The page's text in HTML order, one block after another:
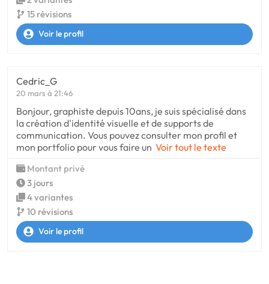
15 révisions
Voir le profil
Cedric_G
20 mars à 21:46
Bonjour, graphiste depuis 10ans, je suis spécialisé dans
la création d'identité visuelle et de supports de
communication. Vous pouvez consulter mon profil et
mon portfolio pour vous faire un Voir tout le texte
Montant privé
3 jours
4 variantes
10 révisions
Voir le profil